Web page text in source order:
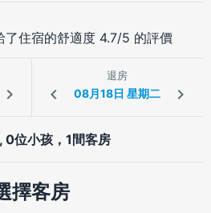
了住宿的舒適度 4.7/5 的評價
退房
0位小孩，1間客房
擇客房